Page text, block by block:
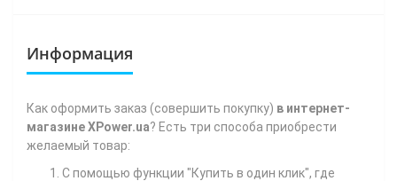
Информация
Как оформить заказ (совершить покупку) в интернет-
магазине XPower.ua? Есть три способа приобрести
желаемый товар:
С помощью функции "Купить в один клик", где